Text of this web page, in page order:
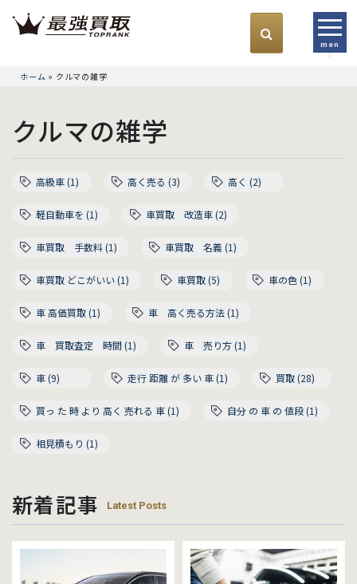
men
u
ホーム » クルマの雑学
クルマの雑学
高級車 (1) 高く売る (3) 高く (2)
軽自動車を (1) 車買取 改造車 (2)
車買取 手数料 (1) 車買取 名義 (1)
車買取 どこがいい (1) 車買取 (5) 車の色 (1)
車 高価買取 (1) 車 高く売る方法 (1)
車 買取査定 時間 (1) 車 売り方 (1)
車 (9) 走行 距離 が 多い 車 (1) 買取 (28)
買っ た 時 より 高く 売れる 車 (1) 自分 の 車 の 値段 (1)
相見積もり (1)
新着記事 Latest Posts